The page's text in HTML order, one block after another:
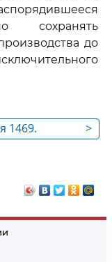
сохранять
до
>
1469.